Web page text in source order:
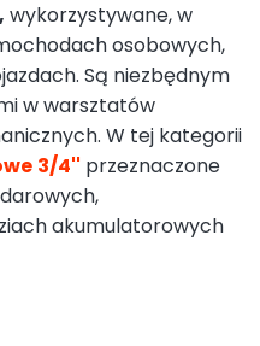
, wykorzystywane, w
osobowych,
Są niezbędnym
w warsztatów
W tej kategorii
3/4'' przeznaczone
akumulatorowych